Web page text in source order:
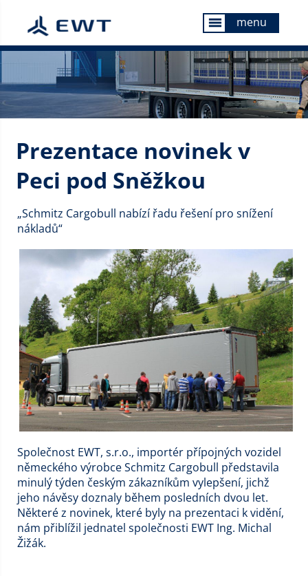
menu menu
Prezentace novinek v
Peci pod Sněžkou
„Schmitz Cargobull nabízí řadu řešení pro snížení
nákladů“
Společnost EWT, s.r.o., importér přípojných vozidel
německého výrobce Schmitz Cargobull představila
minulý týden českým zákazníkům vylepšení, jichž
jeho návěsy doznaly během posledních dvou let.
Některé z novinek, které byly na prezentaci k vidění,
nám přiblížil jednatel společnosti EWT Ing. Michal
Žižák.